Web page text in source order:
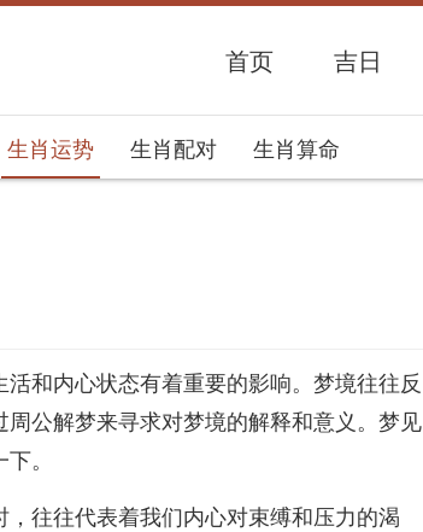
首页 吉日
生肖运势 生肖配对 生肖算命
和内心状态有着重要的影响。梦境往往反
公解梦来寻求对梦境的解释和意义。梦见
。
往往代表着我们内心对束缚和压力的渴